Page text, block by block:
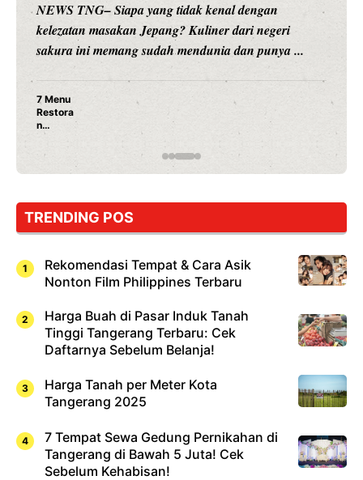
NEWS TNG– Siapa sangka, dua nama besar di dunia
hiburan, Nunung Srimulat dan Vicky Prasetyo, kini
merambah dunia kuliner dengan ...
Nunung Srimulat & Vicky Prasetyo Buka Restoran
Rahasia Mami Bikin Nagih!
TRENDING POS
Rekomendasi Tempat & Cara Asik
Nonton Film Philippines Terbaru
Harga Buah di Pasar Induk Tanah
Tinggi Tangerang Terbaru: Cek
Daftarnya Sebelum Belanja!
Harga Tanah per Meter Kota
Tangerang 2025
7 Tempat Sewa Gedung Pernikahan di
Tangerang di Bawah 5 Juta! Cek
Sebelum Kehabisan!